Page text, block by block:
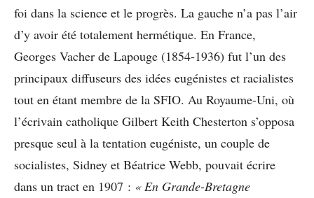
foi dans la science et le progrès. La gauche n’a pas l’air
d’y avoir été totalement hermétique. En France,
Georges Vacher de Lapouge (1854-1936) fut l’un des
principaux diffuseurs des idées eugénistes et racialistes
tout en étant membre de la SFIO. Au Royaume-Uni, où
l’écrivain catholique Gilbert Keith Chesterton s’opposa
presque seul à la tentation eugéniste, un couple de
socialistes, Sidney et Béatrice Webb, pouvait écrire
dans un tract en 1907 : « En Grande-Bretagne